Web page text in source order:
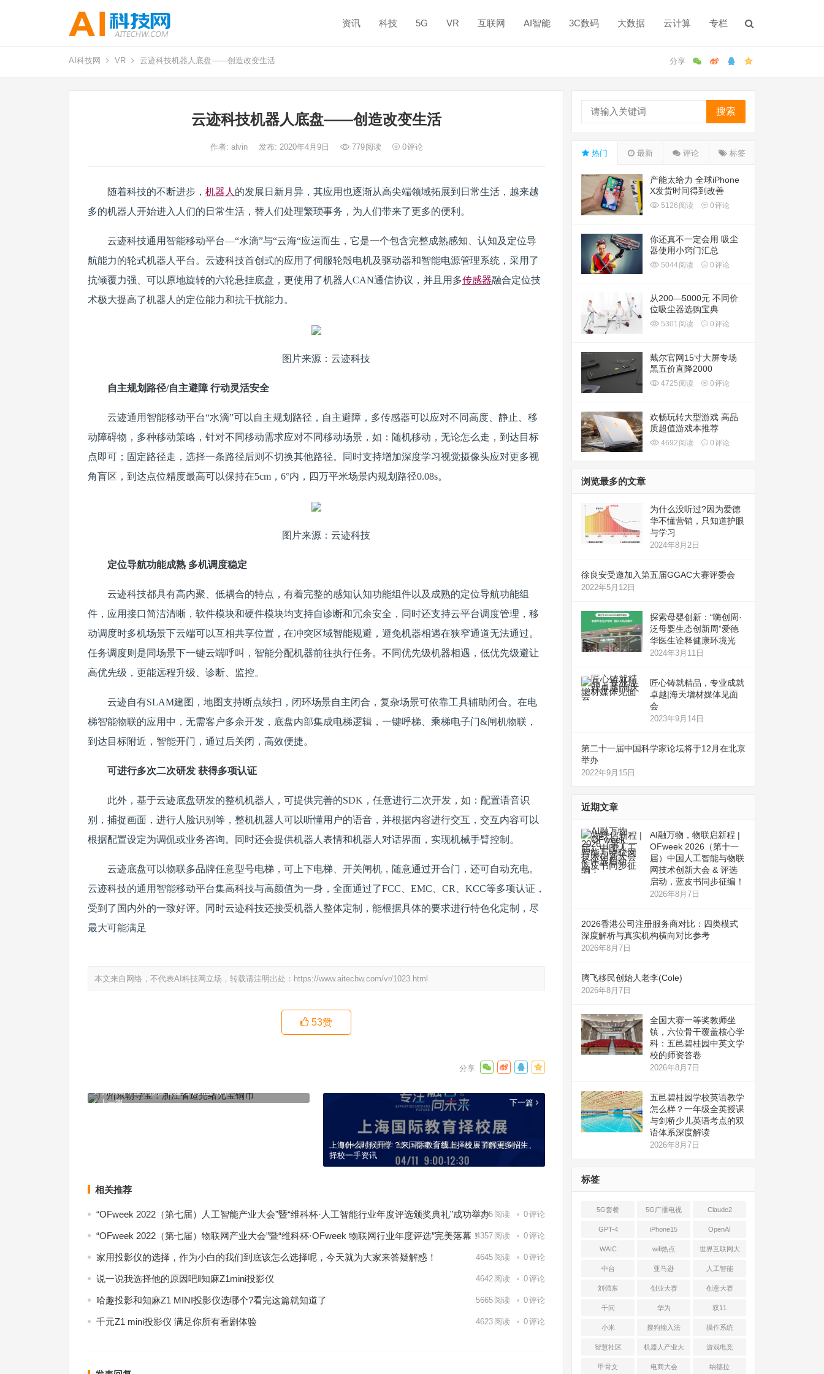
资讯 科技 5G VR 互联网 AI智能 3C数码 大数据 云计算 专栏
AI科技网 VR 云迹科技机器人底盘——创造改变生活
云迹科技机器人底盘——创造改变生活
作者: alvin 发布: 2020年4月9日 779阅读 0评论
随着科技的不断进步， 机器人 的发展日新月异，其应用也逐渐从高尖端领域拓展到日常生活，越来越
多的机器人开始进入人们的日常生活，替人们处理繁琐事务，为人们带来了更多的便利。
云迹科技通用智能移动平台—“水滴”与“云海“应运而生，它是一个包含完整成熟感知、认知及定位导
航能力的轮式机器人平台。云迹科技首创式的应用了伺服轮殻电机及驱动器和智能电源管理系统，采用了
抗倾覆力强、可以原地旋转的六轮悬挂底盘，更使用了机器人CAN通信协议，并且用多传感器融合定位技
术极大提高了机器人的定位能力和抗干扰能力。
图片来源：云迹科技
自主规划路径/自主避障 行动灵活安全
云迹通用智能移动平台“水滴”可以自主规划路径，自主避障，多传感器可以应对不同高度、静止、移
动障碍物，多种移动策略，针对不同移动需求应对不同移动场景，如：随机移动，无论怎么走，到达目标
点即可；固定路径走，选择一条路径后则不切换其他路径。同时支持增加深度学习视觉摄像头应对更多视
角盲区，到达点位精度最高可以保持在5cm，6°内，四万平米场景内规划路径0.08s。
图片来源：云迹科技
定位导航功能成熟 多机调度稳定
云迹科技都具有高内聚、低耦合的特点，有着完整的感知认知功能组件以及成熟的定位导航功能组
件，应用接口简洁清晰，软件模块和硬件模块均支持自诊断和冗余安全，同时还支持云平台调度管理，移
动调度时多机场景下云端可以互相共享位置，在冲突区域智能规避，避免机器相遇在狭窄通道无法通过。
任务调度则是同场景下一键云端呼叫，智能分配机器前往执行任务。不同优先级机器相遇，低优先级避让
高优先级，更能远程升级、诊断、监控。
云迹自有SLAM建图，地图支持断点续扫，闭环场景自主闭合，复杂场景可依靠工具辅助闭合。在电
梯智能物联的应用中，无需客户多余开发，底盘内部集成电梯逻辑，一键呼梯、乘梯电子门&闸机物联，
到达目标附近，智能开门，通过后关闭，高效便捷。
可进行多次二次研发 获得多项认证
此外，基于云迹底盘研发的整机机器人，可提供完善的SDK，任意进行二次开发，如：配置语音识
别，捕捉画面，进行人脸识别等，整机机器人可以听懂用户的语音，并根据内容进行交互，交互内容可以
根据配置设定为调侃或业务咨询。同时还会提供机器人表情和机器人对话界面，实现机械手臂控制。
云迹底盘可以物联多品牌任意型号电梯，可上下电梯、开关闸机，随意通过开合门，还可自动充电。
云迹科技的通用智能移动平台集高科技与高颜值为一身，全面通过了FCC、EMC、CR、KCC等多项认证，
受到了国内外的一致好评。同时云迹科技还接受机器人整体定制，能根据具体的要求进行特色化定制，尽
最大可能满足
本文来自网络，不代表AI科技网立场，转载请注明出处： https://www.aitechw.com/vr/1023.html
53赞
上一篇
广州东朝寻宝：浙江省造光绪元宝铜币
下一篇
上海什么时候开学？来国际教育线上择校展了解更多招生、
择校一手资讯
相关推荐
“OFweek 2022（第七届）人工智能产业大会”暨“维科杯·人工智能行业年度评选颁奖典礼”成功举办
4295 阅读 0评论
“OFweek 2022（第七届）物联网产业大会”暨“维科杯·OFweek 物联网行业年度评选”完美落幕！4357 阅读 0评论
家用投影仪的选择，作为小白的我们到底该怎么选择呢，今天就为大家来答疑解惑！ 4645 阅读 0评论
说一说我选择他的原因吧‖知麻Z1mini投影仪 4642 阅读 0评论
哈趣投影和知麻Z1 MINI投影仪选哪个?看完这篇就知道了 5665 阅读 0评论
千元Z1 mini投影仪 满足你所有看剧体验 4623 阅读 0评论
搜索
热门 最新 评论 标签
产能太给力 全球iPhone
X发货时间得到改善
5126 阅读 0评论
你还真不一定会用 吸尘
器使用小窍门汇总
5044 阅读 0评论
从200—5000元 不同价
位吸尘器选购宝典
5301 阅读 0评论
戴尔官网15寸大屏专场
黑五价直降2000
4725 阅读 0评论
欢畅玩转大型游戏 高品
质超值游戏本推荐
4692 阅读 0评论
浏览最多的文章
为什么没听过?因为爱德
华不懂营销，只知道护眼
与学习
2024年8月2日
徐良安受邀加入第五届GGAC大赛评委会
2022年5月12日
探索母婴创新：“嗨创周·
泛母婴生态创新周”爱德
华医生诠释健康环境光
2024年3月11日
匠心铸就精品，专业成就
卓越|海天增材媒体见面
会
2023年9月14日
第二十一届中国科学家论坛将于12月在北京
举办
2022年9月15日
近期文章
AI融万物，物联启新程 |
OFweek 2026（第十一
届）中国人工智能与物联
网技术创新大会 & 评选
启动，蓝皮书同步征编！
2026年8月7日
2026香港公司注册服务商对比：四类模式
深度解析与真实机构横向对比参考
2026年8月7日
腾飞移民创始人老李(Cole)
2026年8月7日
全国大赛一等奖教师坐
镇，六位骨干覆盖核心学
科：五邑碧桂园中英文学
校的师资答卷
2026年8月7日
五邑碧桂园学校英语教学
怎么样？一年级全英授课
与剑桥少儿英语考点的双
语体系深度解读
2026年8月7日
标签
5G套餐 5G广播电视 Claude2
GPT-4 iPhone15 OpenAI
WAIC wifi热点 世界互联网大
会
中台 亚马逊 人工智能
刘强东 创业大赛 创意大赛
千问 华为 双11
小米 搜狗输入法 操作系统
智慧社区 机器人产业大
会
游戏电竞
甲骨文 电商大会 纳德拉